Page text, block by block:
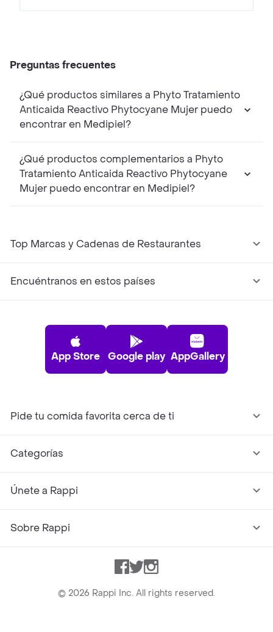
Preguntas frecuentes
¿Qué productos similares a Phyto Tratamiento
Anticaida Reactivo Phytocyane Mujer puedo
encontrar en Medipiel?
¿Qué productos complementarios a Phyto
Tratamiento Anticaida Reactivo Phytocyane
Mujer puedo encontrar en Medipiel?
Top Marcas y Cadenas de Restaurantes
Encuéntranos en estos países
App Store Google play AppGallery
Pide tu comida favorita cerca de ti
Categorías
Únete a Rappi
Sobre Rappi
Facebook
TwitterInstagram
© 2026 Rappi Inc. All rights reserved.